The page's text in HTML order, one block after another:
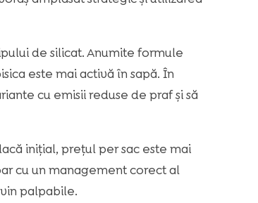
de silicat. Anumite formule
este mai activă în sapă. În
cu emisii reduse de praf și să
inițial, prețul per sac este mai
cu un management corect al
palpabile.